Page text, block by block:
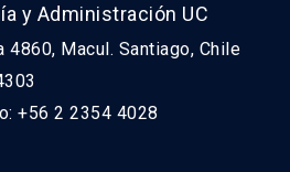
y Administración UC
4860, Macul. Santiago, Chile
+56 2 2354 4028